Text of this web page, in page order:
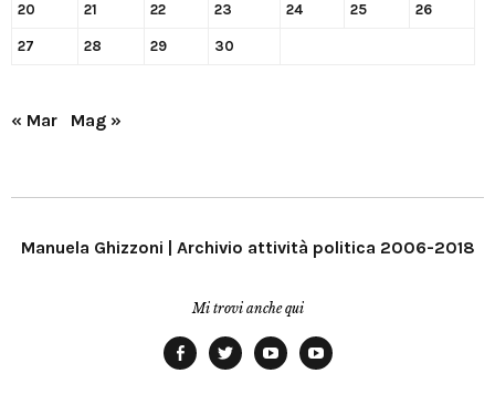
20 21 22 23 24 25 26
27 28 29 30
« Mar Mag »
Manuela Ghizzoni | Archivio attività politica 2006-2018
Mi trovi anche qui